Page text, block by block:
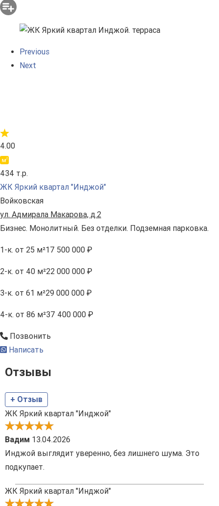
Previous
Next
4.00
434 т.р.
ЖК Яркий квартал "Инджой"
Войковская
ул. Адмирала Макарова, д.2
Бизнес. Монолитный. Без отделки. Подземная парковка.
1-к. от 25 м²17 500 000 ₽
2-к. от 40 м²22 000 000 ₽
3-к. от 61 м²29 000 000 ₽
4-к. от 86 м²37 400 000 ₽
Позвонить
Написать
Отзывы
+ Отзыв
ЖК Яркий квартал "Инджой"
Вадим 13.04.2026
Инджой выглядит уверенно, без лишнего шума. Это
подкупает.
ЖК Яркий квартал "Инджой"